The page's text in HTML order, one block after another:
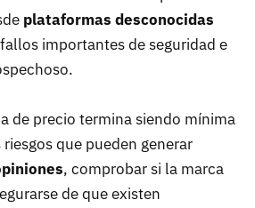
plataformas desconocidas
importantes de seguridad e
de precio termina siendo mínima
que pueden generar
, comprobar si la marca
de que existen